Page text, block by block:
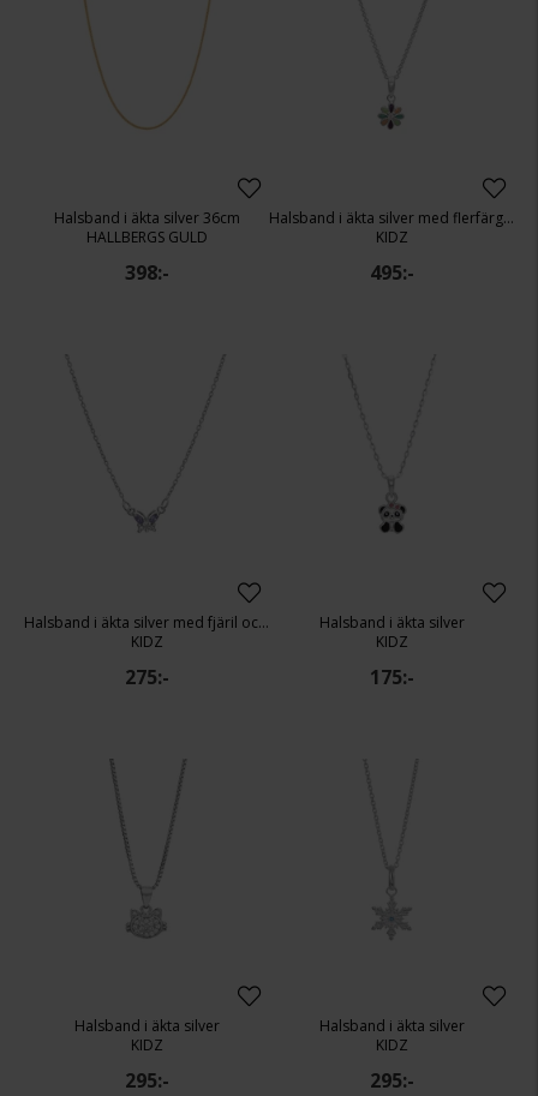
Halsband i äkta silver 36cm
HALLBERGS GULD
398:-
Halsband i äkta silver med flerfärgad blomma
KIDZ
495:-
Halsband i äkta silver med fjäril och kubisk zirkonia
KIDZ
275:-
Halsband i äkta silver
KIDZ
175:-
Halsband i äkta silver
KIDZ
295:-
Halsband i äkta silver
KIDZ
295:-